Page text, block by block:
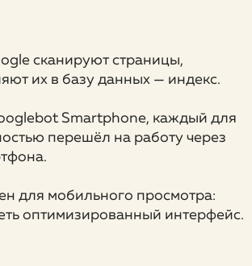
сканируют страницы,
их в базу данных — индекс.
Smartphone, каждый для
перешёл на работу через
для мобильного просмотра:
оптимизированный интерфейс.